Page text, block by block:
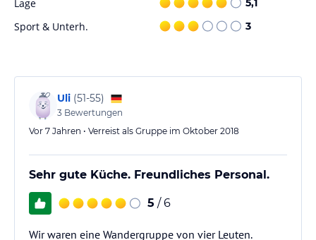
Lage 5,1
Sport & Unterh. 3
Uli (51-55)
3 Bewertungen
Vor 7 Jahren • Verreist als Gruppe im Oktober 2018
Sehr gute Küche. Freundliches Personal.
5 / 6
Wir waren eine Wandergruppe von vier Leuten.